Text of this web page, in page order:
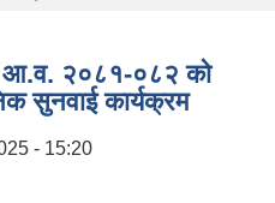
आ.व. २०८१-०८२ को
सुनवाई कार्यक्रम
- 15:20